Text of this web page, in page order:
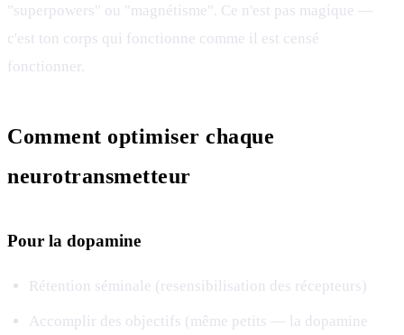
"superpowers" ou "magnétisme". Ce n'est pas magique —
c'est ton corps qui fonctionne comme il est censé
fonctionner.
Comment optimiser chaque
neurotransmetteur
Pour la dopamine
Rétention séminale (resensibilisation des récepteurs)
Accomplir des objectifs (même petits — la dopamine